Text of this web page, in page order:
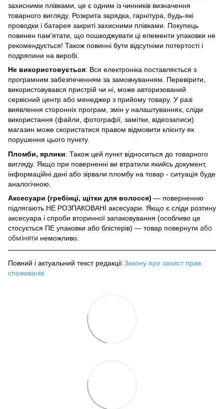
захисними плівками, це є одним із чинників визначення
товарного вигляду. Розкрита зарядка, гарнітура, будь-які
проводки і батарея закриті захисними плівками. Покупець
повинен пам'ятати, що пошкоджувати ці елементи упаковки не
рекомендується! Також повинні бути відсутніми потертості і
подряпини на виробі.
Не використовується: Вся електроніка поставляється з
програмним забезпеченням за замовчуванням. Перевірити,
використовувався пристрій чи ні, може авторизований
сервісний центр або менеджер з прийому товару. У разі
виявлення сторонніх програм, змін у налаштуваннях, сліди
використання (файли, фотографії, замітки, відеозаписи)
магазин може скористатися правом відмовити клієнту як
порушення цього пункту.
Пломби, ярлики: Також цей пункт відноситься до товарного
вигляду. Якщо при поверненні ви втратили якийсь документ,
інформаційні дані або зірвали пломбу на товар - ситуація буде
аналогічною.
Аксесуари (гребінці, щітки для волосся) — поверненню
підлягають НЕ РОЗПАКОВАНІ аксесуари. Якщо є сліди розтину
аксесуара і спроби вторинної запаковування (особливо це
стосується ПЕ упаковки або блістерів) — товар повернути або
обміняти неможливо.
Повний і актуальний текст редакції Закону про захист прав
споживачів